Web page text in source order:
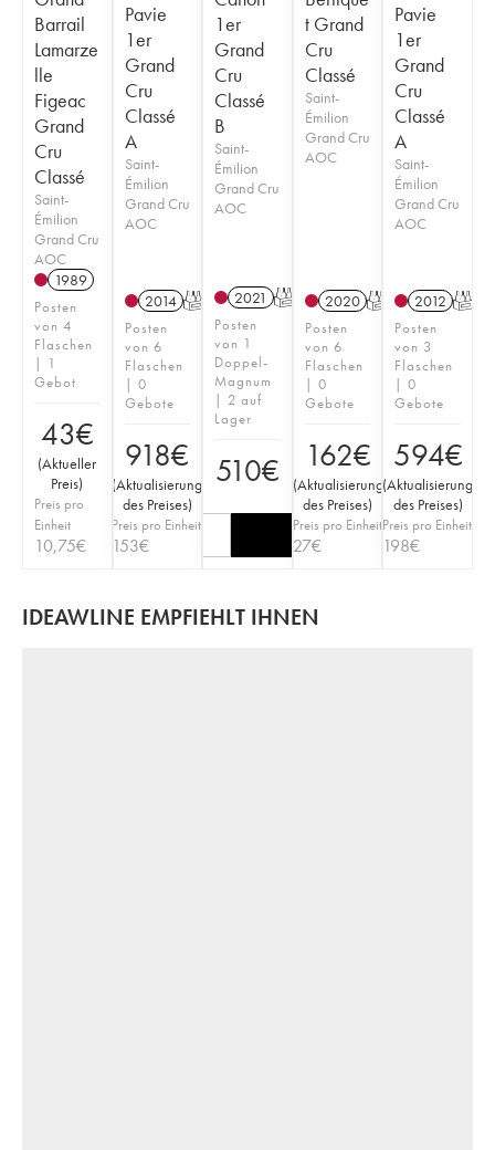
Barrail
Lamarze
lle
Figeac
Grand
Cru
Classé
Saint-
Émilion
Grand Cru
AOC
1989
Posten
von 4
Flaschen
| 1
Gebot
43€
(Aktueller
Preis)
Preis pro
Einheit
10,75€
Pavie
1er
Grand
Cru
Classé
A
Saint-
Émilion
Grand Cru
AOC
2014 T
Posten
von 6
Flaschen
| 0
Gebote
918€
(Aktualisierung
des Preises)
Preis pro Einheit
153€
1er
Grand
Cru
Classé
B
Saint-
Émilion
Grand Cru
AOC
2021 T
Posten
von 1
Doppel-
Magnum
| 2 auf
Lager
510€
t Grand
Cru
Classé
Saint-
Émilion
Grand Cru
AOC
2020 T
Posten
von 6
Flaschen
| 0
Gebote
162€
(Aktualisierung
des Preises)
Preis pro Einheit
27€
Pavie
1er
Grand
Cru
Classé
A
Saint-
Émilion
Grand Cru
AOC
2012 T
Posten
von 3
Flaschen
| 0
Gebote
594€
(Aktualisierung
des Preises)
Preis pro Einheit
198€
IDEAWLINE EMPFIEHLT IHNEN